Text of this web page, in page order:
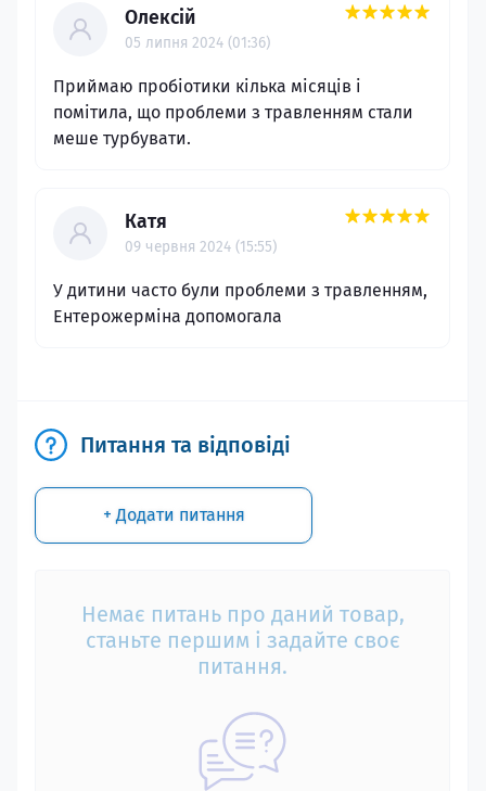
Олексій
05 липня 2024 (01:36)
Приймаю пробіотики кілька місяців і
помітила, що проблеми з травленням стали
меше турбувати.
Катя
09 червня 2024 (15:55)
У дитини часто були проблеми з травленням,
Ентерожерміна допомогала
Питання та відповіді
+ Додати питання
Немає питань про даний товар,
станьте першим і задайте своє
питання.